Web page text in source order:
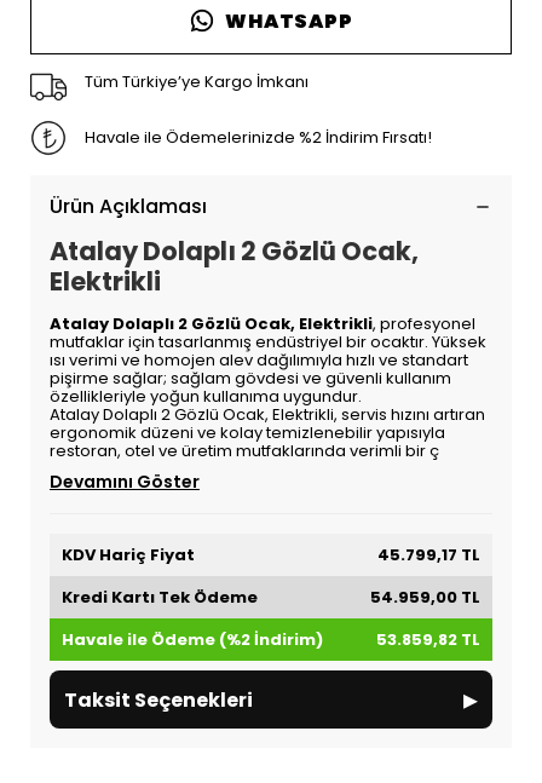
WHATSAPP
Tüm Türkiye’ye Kargo İmkanı
Havale ile Ödemelerinizde %2 İndirim Fırsatı!
Ürün Açıklaması
Atalay Dolaplı 2 Gözlü Ocak,
Elektrikli
Atalay Dolaplı 2 Gözlü Ocak, Elektrikli, profesyonel
mutfaklar için tasarlanmış endüstriyel bir ocaktır. Yüksek
ısı verimi ve homojen alev dağılımıyla hızlı ve standart
pişirme sağlar; sağlam gövdesi ve güvenli kullanım
özellikleriyle yoğun kullanıma uygundur.
Atalay Dolaplı 2 Gözlü Ocak, Elektrikli, servis hızını artıran
ergonomik düzeni ve kolay temizlenebilir yapısıyla
restoran, otel ve üretim mutfaklarında verimli bir ç
Devamını Göster
KDV Hariç Fiyat
45.799,17 TL
Kredi Kartı Tek Ödeme
54.959,00 TL
Havale ile Ödeme (%2 İndirim)
53.859,82 TL
Taksit Seçenekleri ▸